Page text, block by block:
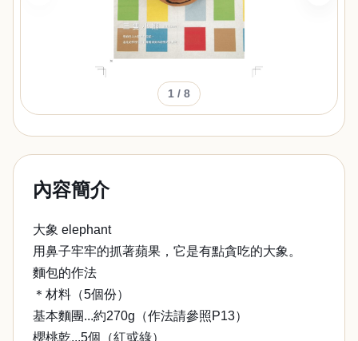
1 / 8
內容簡介
大象 elephant
用鼻子牢牢的抓著蘋果，它是有點貪吃的大象。
麵包的作法
＊材料（5個份）
基本麵團...約270g（作法請參照P13）
櫻桃乾...5個（紅或綠）